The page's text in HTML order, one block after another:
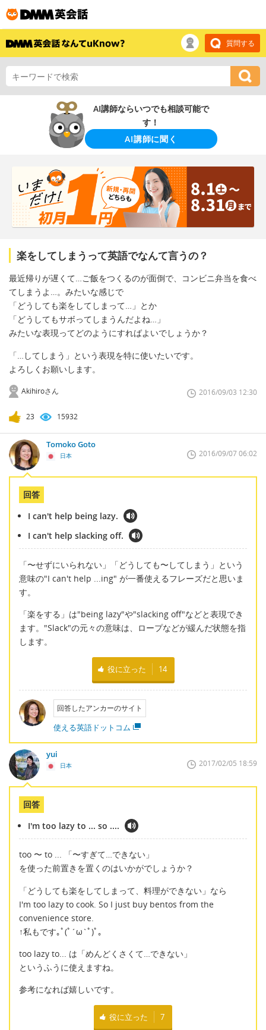
質問する
AI講師ならいつでも相談可能で
す！
AI講師に聞く
楽をしてしまうって英語でなんて言うの？
最近帰りが遅くて…ご飯をつくるのが面倒で、コンビニ弁当を食べ
てしまうよ…。みたいな感じで
「どうしても楽をしてしまって…」とか
「どうしてもサボってしまうんだよね…」
みたいな表現ってどのようにすればよいでしょうか？
「…してしまう」という表現を特に使いたいです。
よろしくお願いします。
Akihiroさん 2016/09/03 12:30
23 15932
Tomoko Goto
日本 2016/09/07 06:02
回答
I can't help being lazy.
I can't help slacking off.
「〜せずにいられない」「どうしても〜してしまう」という
意味の"I can't help ...ing" が一番使えるフレーズだと思いま
す。
「楽をする」は"being lazy"や"slacking off"などと表現でき
ます。"Slack"の元々の意味は、ロープなどが緩んだ状態を指
します。
役に立った 14
回答したアンカーのサイト
使える英語ドットコム
yui
日本 2017/02/05 18:59
回答
I'm too lazy to ... so ....
too 〜 to ... 「〜すぎて…できない」
を使った前置きを置くのはいかがでしょうか？
「どうしても楽をしてしまって、料理ができない」なら
I'm too lazy to cook. So I just buy bentos from the
convenience store.
↑私もです｡ﾟ(ﾟ´ω`ﾟ)ﾟ｡
too lazy to... は「めんどくさくて…できない」
というふうに使えますね。
参考になれば嬉しいです。
役に立った 7